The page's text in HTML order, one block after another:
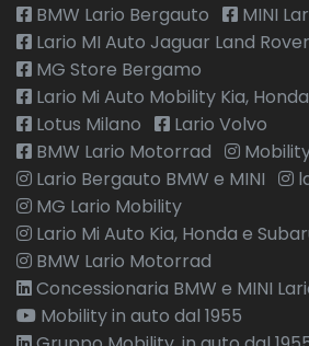
BMW Lario Bergauto
MINI
Lario MI Auto Jaguar Land Rover
MG Store Bergamo
Lario Mi Auto Mobility Kia,
Lotus Milano
Lario Volvo
BMW Lario Motorrad
Lario Bergauto BMW e MINI
MG Lario Mobility
Lario Mi Auto Kia, Honda e
BMW Lario Motorrad
Concessionaria BMW e MINI
Mobility in auto dal 1955